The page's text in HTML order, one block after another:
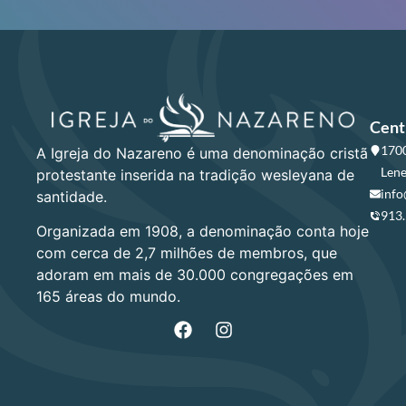
A Igreja do Nazareno é uma denominação cristã
protestante inserida na tradição wesleyana de
santidade.
Organizada em 1908, a denominação conta hoje
com cerca de 2,7 milhões de membros, que
adoram em mais de 30.000 congregações em
165 áreas do mundo.